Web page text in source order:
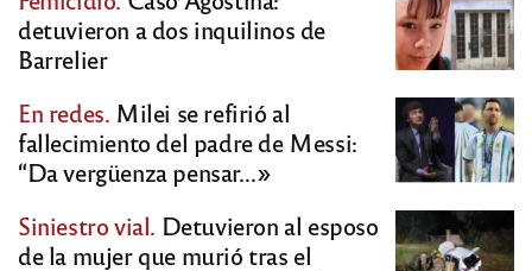
detuvieron a dos inquilinos de
Barrelier
En redes. Milei se refirió al
fallecimiento del padre de Messi:
“Da vergüenza pensar…»
Siniestro vial. Detuvieron al esposo
de la mujer que murió tras el